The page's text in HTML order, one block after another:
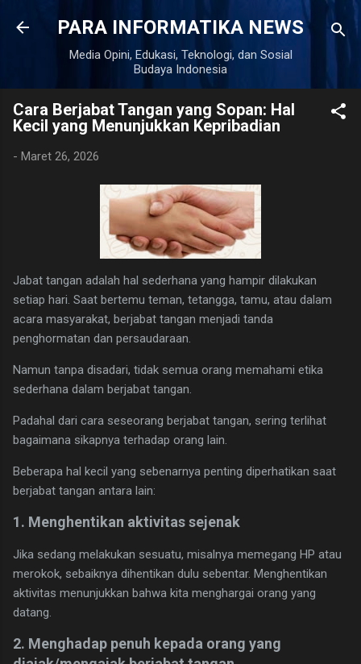
Langsung ke konten utama
PARA INFORMATIKA NEWS
Media Opini, Edukasi, Teknologi, dan Sosial
Budaya Indonesia
Cara Berjabat Tangan yang Sopan: Hal
Kecil yang Menunjukkan Kepribadian
- Maret 26, 2026
Jabat tangan adalah hal sederhana yang hampir dilakukan
setiap hari. Saat bertemu teman, tetangga, tamu, atau dalam
acara masyarakat, berjabat tangan menjadi tanda
penghormatan dan persaudaraan.
Namun tanpa disadari, tidak semua orang memahami etika
sederhana dalam berjabat tangan.
Padahal dari cara seseorang berjabat tangan, sering terlihat
bagaimana sikapnya terhadap orang lain.
Beberapa hal kecil yang sebenarnya penting diperhatikan saat
berjabat tangan antara lain:
1. Menghentikan aktivitas sejenak
Jika sedang melakukan sesuatu, misalnya memegang HP atau
merokok, sebaiknya dihentikan dulu sebentar. Menghentikan
aktivitas menunjukkan bahwa kita menghargai orang yang
datang.
2. Menghadap penuh kepada orang yang